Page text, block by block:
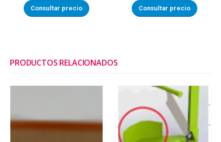
Consultar precio Consultar precio
PRODUCTOS RELACIONADOS